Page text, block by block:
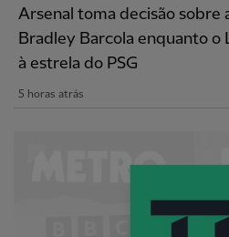
Arsenal toma decisão sobre
Bradley Barcola enquanto o
à estrela do PSG
5 horas atrás